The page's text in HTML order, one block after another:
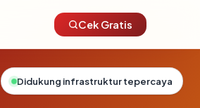
Cek Gratis
Didukung infrastruktur tepercaya